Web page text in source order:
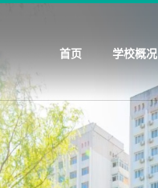
首页 学校概况